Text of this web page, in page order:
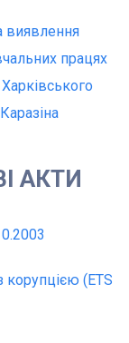
виявлення
працях
АКТИ
корупцією (ETS